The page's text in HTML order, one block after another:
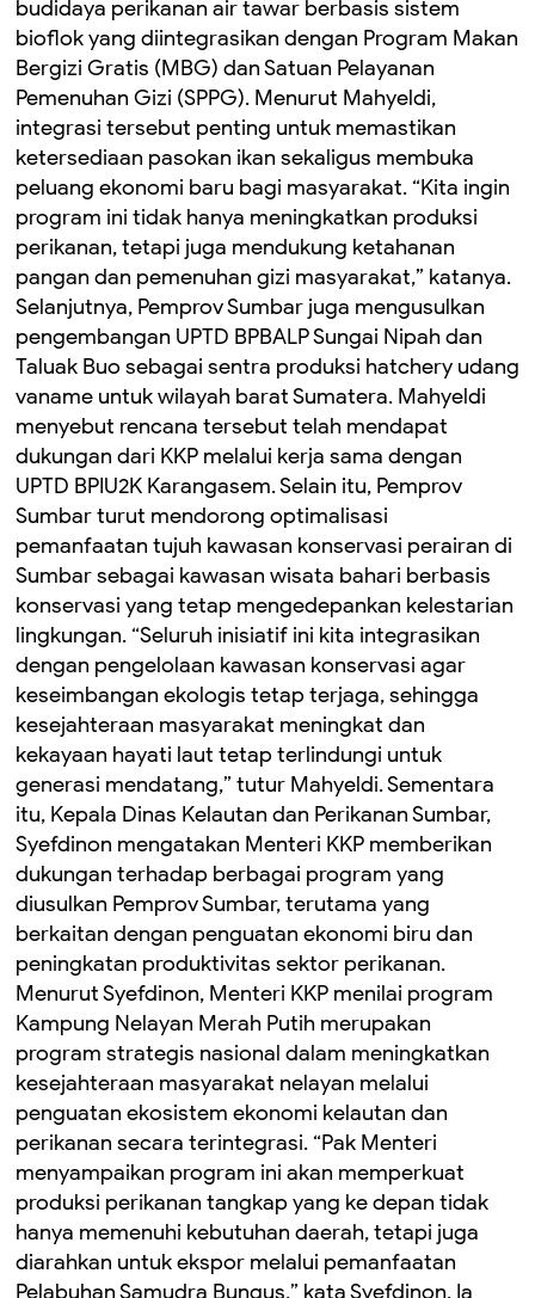
budidaya perikanan air tawar berbasis sistem
bioflok yang diintegrasikan dengan Program Makan
Bergizi Gratis (MBG) dan Satuan Pelayanan
Pemenuhan Gizi (SPPG). Menurut Mahyeldi,
integrasi tersebut penting untuk memastikan
ketersediaan pasokan ikan sekaligus membuka
peluang ekonomi baru bagi masyarakat. “Kita ingin
program ini tidak hanya meningkatkan produksi
perikanan, tetapi juga mendukung ketahanan
pangan dan pemenuhan gizi masyarakat,” katanya.
Selanjutnya, Pemprov Sumbar juga mengusulkan
pengembangan UPTD BPBALP Sungai Nipah dan
Taluak Buo sebagai sentra produksi hatchery udang
vaname untuk wilayah barat Sumatera. Mahyeldi
menyebut rencana tersebut telah mendapat
dukungan dari KKP melalui kerja sama dengan
UPTD BPIU2K Karangasem. Selain itu, Pemprov
Sumbar turut mendorong optimalisasi
pemanfaatan tujuh kawasan konservasi perairan di
Sumbar sebagai kawasan wisata bahari berbasis
konservasi yang tetap mengedepankan kelestarian
lingkungan. “Seluruh inisiatif ini kita integrasikan
dengan pengelolaan kawasan konservasi agar
keseimbangan ekologis tetap terjaga, sehingga
kesejahteraan masyarakat meningkat dan
kekayaan hayati laut tetap terlindungi untuk
generasi mendatang,” tutur Mahyeldi. Sementara
itu, Kepala Dinas Kelautan dan Perikanan Sumbar,
Syefdinon mengatakan Menteri KKP memberikan
dukungan terhadap berbagai program yang
diusulkan Pemprov Sumbar, terutama yang
berkaitan dengan penguatan ekonomi biru dan
peningkatan produktivitas sektor perikanan.
Menurut Syefdinon, Menteri KKP menilai program
Kampung Nelayan Merah Putih merupakan
program strategis nasional dalam meningkatkan
kesejahteraan masyarakat nelayan melalui
penguatan ekosistem ekonomi kelautan dan
perikanan secara terintegrasi. “Pak Menteri
menyampaikan program ini akan memperkuat
produksi perikanan tangkap yang ke depan tidak
hanya memenuhi kebutuhan daerah, tetapi juga
diarahkan untuk ekspor melalui pemanfaatan
Pelabuhan Samudra Bungus,” kata Syefdinon. Ia